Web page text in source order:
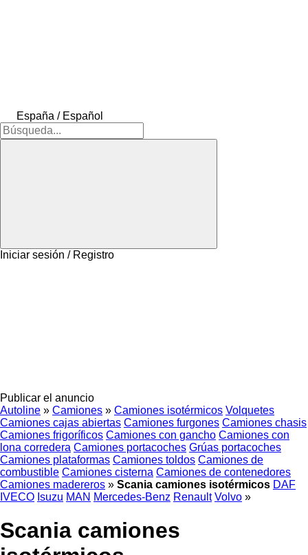
España / Español
Iniciar sesión / Registro
Publicar el anuncio
Autoline » Camiones » Camiones isotérmicos Volquetes
Camiones cajas abiertas Camiones furgones Camiones chasis
Camiones frigoríficos Camiones con gancho Camiones con
lona corredera Camiones portacoches Grúas portacoches
Camiones plataformas Camiones toldos Camiones de
combustible Camiones cisterna Camiones de contenedores
Camiones madereros » Scania camiones isotérmicos DAF
IVECO Isuzu MAN Mercedes-Benz Renault Volvo »
Scania camiones